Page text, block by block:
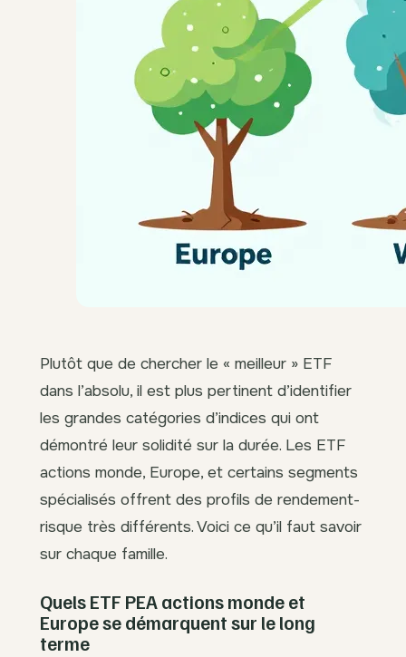
Plutôt que de chercher le « meilleur » ETF
dans l’absolu, il est plus pertinent d’identifier
les grandes catégories d’indices qui ont
démontré leur solidité sur la durée. Les ETF
actions monde, Europe, et certains segments
spécialisés offrent des profils de rendement-
risque très différents. Voici ce qu’il faut savoir
sur chaque famille.
Quels ETF PEA actions monde et
Europe se démarquent sur le long
terme